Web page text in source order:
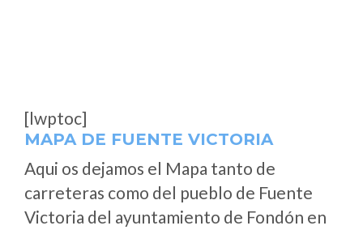
[lwptoc]
MAPA DE FUENTE VICTORIA
Aqui os dejamos el Mapa tanto de
carreteras como del pueblo de Fuente
Victoria del ayuntamiento de Fondón en